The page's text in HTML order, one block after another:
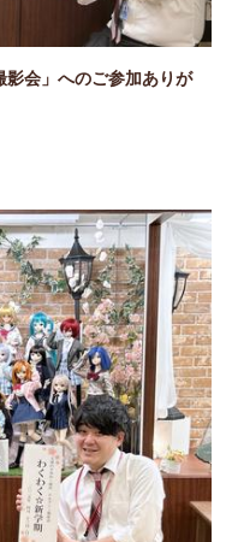
影会」へのご参加ありが